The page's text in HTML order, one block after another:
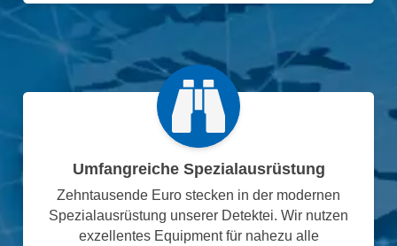
Umfangreiche Spezialausrüstung
Zehntausende Euro stecken in der modernen
Spezialausrüstung unserer Detektei. Wir nutzen
exzellentes Equipment für nahezu alle